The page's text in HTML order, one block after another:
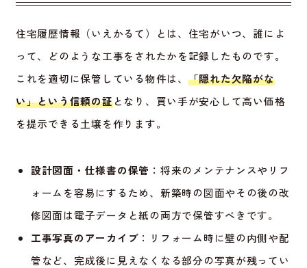
住宅履歴情報（いえかるて）とは、住宅がいつ、誰によ
って、どのような工事をされたかを記録したものです。
これを適切に保管している物件は、 「隠れた欠陥がな
い」という信頼の証となり、買い手が安心して高い価格
を提示できる土壌を作ります。
設計図面・仕様書の保管 ：将来のメンテナンスやリフ
ォームを容易にするため、新築時の図面やその後の改
修図面は電子データと紙の両方で保管すべきです。
工事写真のアーカイブ ：リフォーム時に壁の内側や配
管など、完成後に見えなくなる部分の写真が残ってい